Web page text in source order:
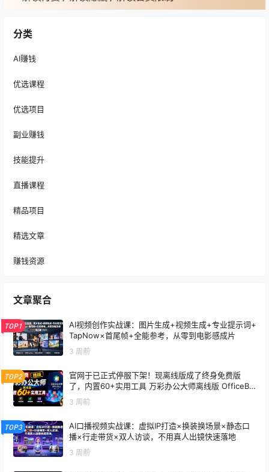
分类
AI赚钱
优选课程
优选项目
副业赚钱
技能提升
直播课程
精品项目
精选文章
赚钱资源
文章聚合
TOP1
AI视频创作实战课：图片生成+视频生成+专业提示词+
TapNow×首尾帧+全能参考，从零到电影感成片
3 周前
TOP2
官网于已正式停服下架！现离线版成了终身免费版
了，内置60+实用工具 万彩办公大师离线版 OfficeBo
3 周前
TOP3
AI口播视频实战课：虚拟IP打造×换装换场景×静态口
播×行走带货×双人访谈，不用真人出镜快速落地
3 周前